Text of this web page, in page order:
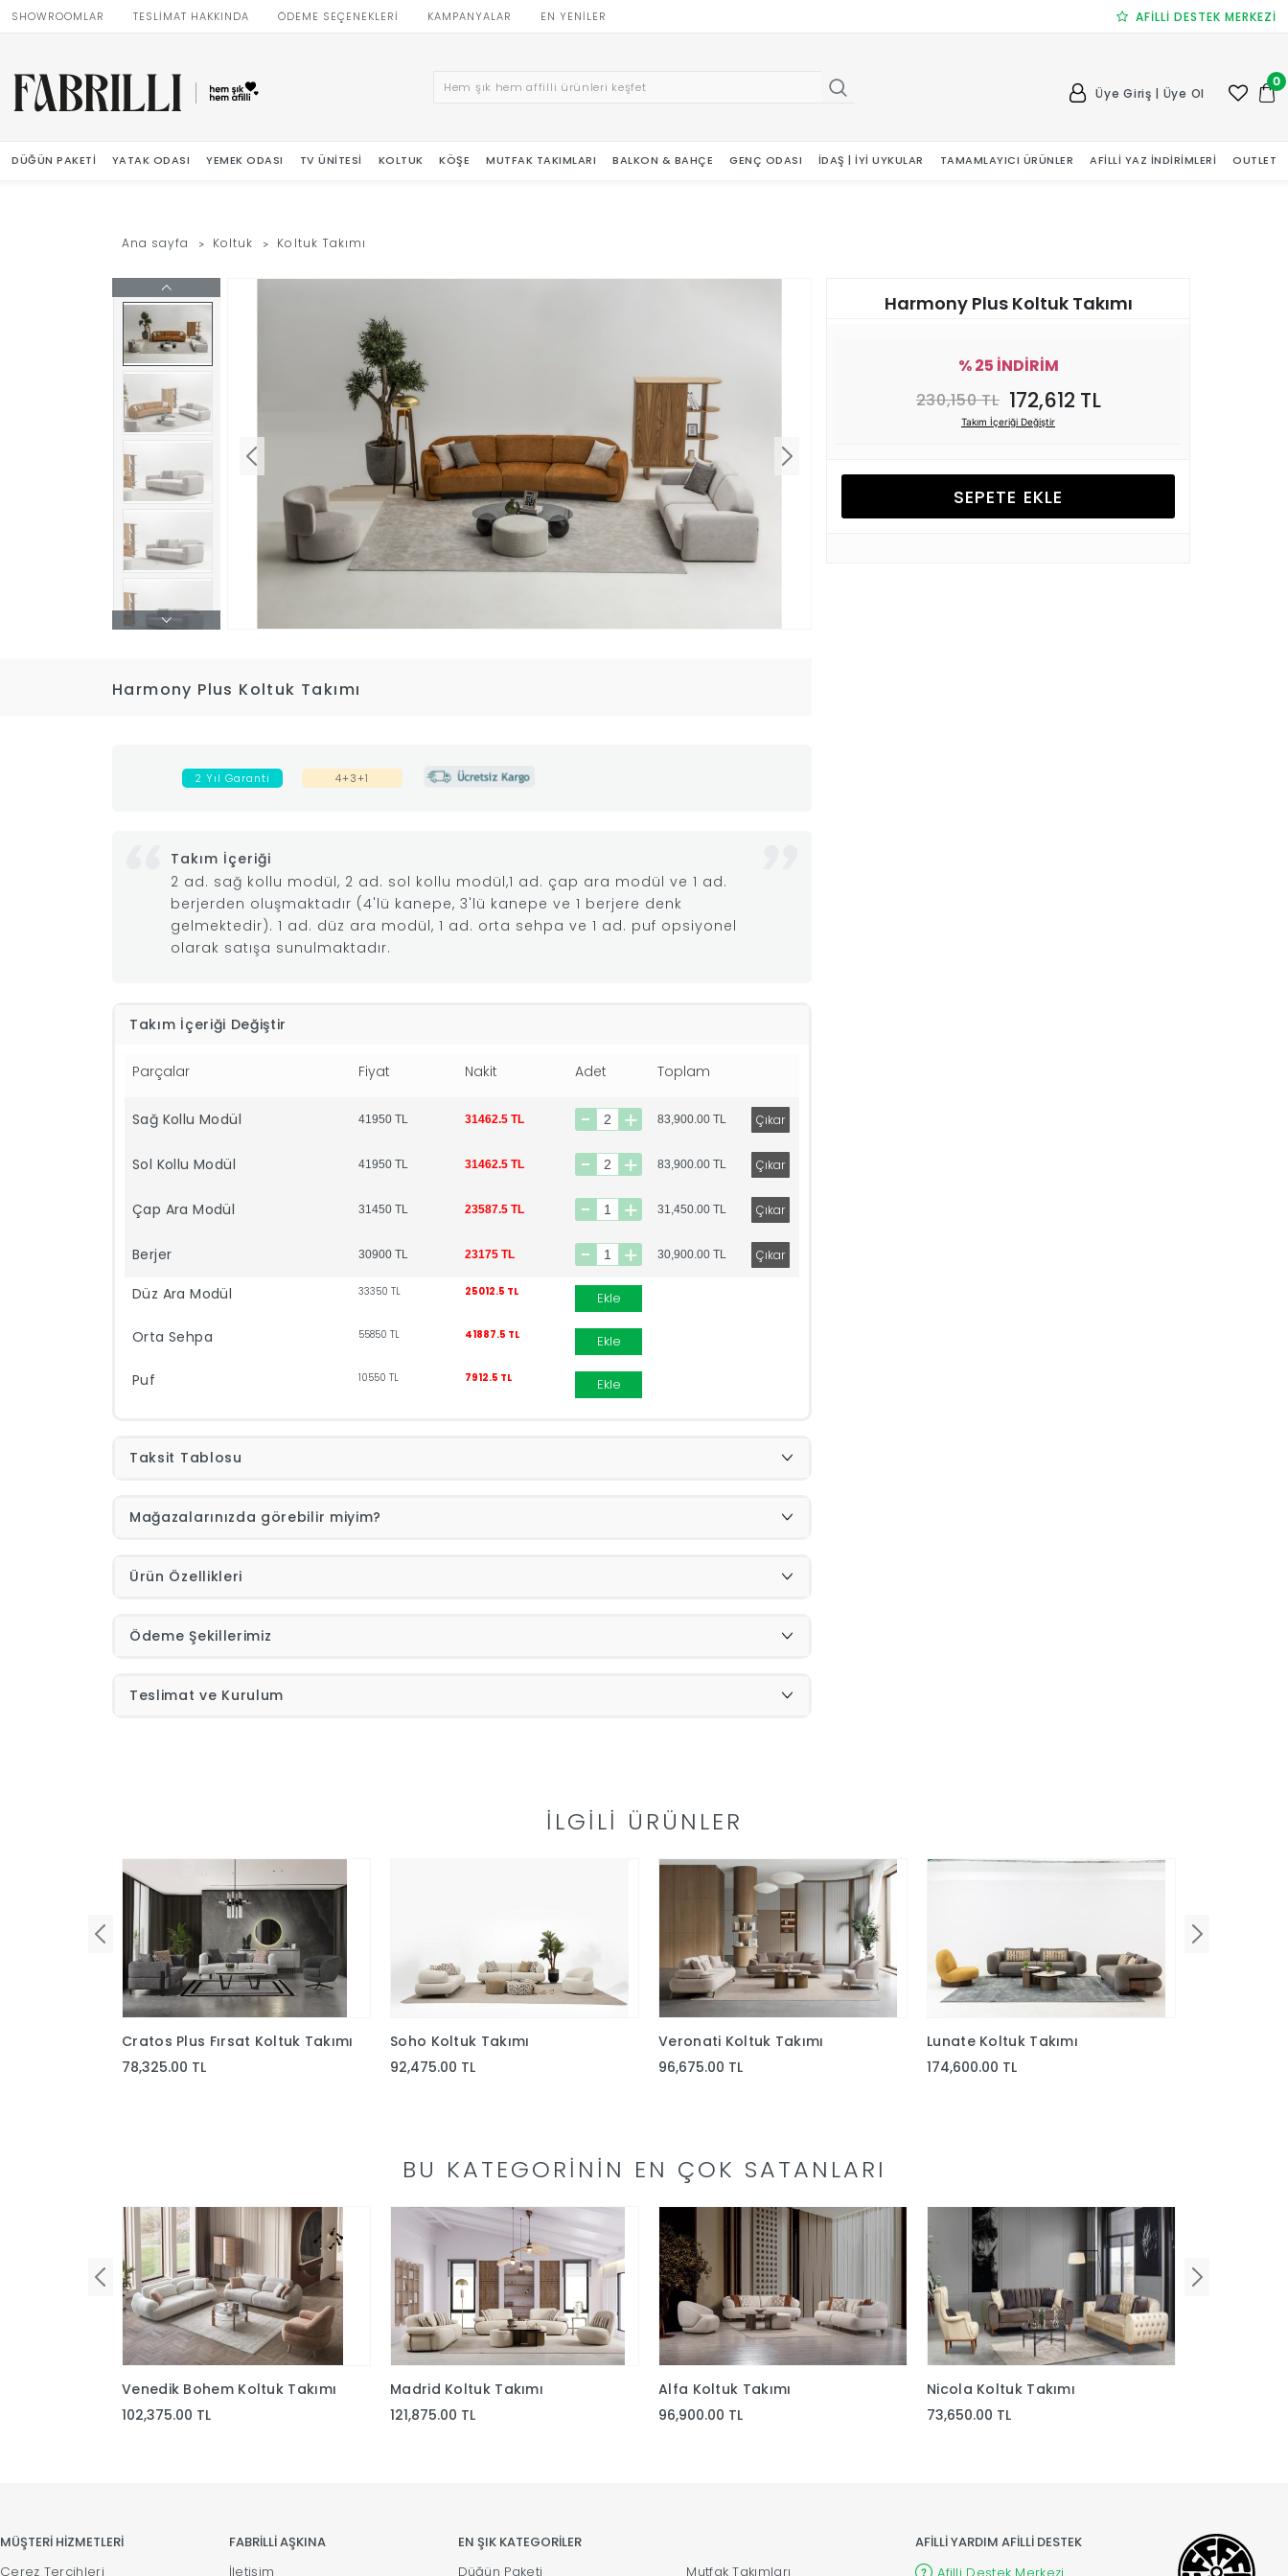
SHOWROOMLAR TESLİMAT HAKKINDA ÖDEME SEÇENEKLERİ KAMPANYALAR EN YENILER AFİLLİ DESTEK MERKEZİ
Üye Giriş | Üye Ol
0
DÜĞÜN PAKETI YATAK ODASI YEMEK ODASI TV ÜNITESI KOLTUK KÖŞE MUTFAK TAKIMLARI BALKON & BAHÇE GENÇ ODASI İDAŞ | İYI UYKULAR TAMAMLAYICI ÜRÜNLER AFILLI YAZ İNDIRIMLERI OUTLET
Ana sayfa Koltuk Koltuk Takımı
Harmony Plus Koltuk Takımı
2 Yıl Garanti 4+3+1
Takım İçeriği
2 ad. sağ kollu modül, 2 ad. sol kollu modül,1 ad. çap ara modül ve 1 ad.
berjerden oluşmaktadır (4'lü kanepe, 3'lü kanepe ve 1 berjere denk
gelmektedir). 1 ad. düz ara modül, 1 ad. orta sehpa ve 1 ad. puf opsiyonel
olarak satışa sunulmaktadır.
Takım İçeriği Değiştir
Parçalar Fiyat Nakit Adet Toplam
Sağ Kollu Modül 41950 TL 31462.5 TL 83,900.00 TL
Sol Kollu Modül 41950 TL 31462.5 TL 83,900.00 TL
Çap Ara Modül 31450 TL 23587.5 TL 31,450.00 TL
Berjer 30900 TL 23175 TL 30,900.00 TL
Düz Ara Modül 33350 TL 25012.5 TL Ekle
Orta Sehpa 55850 TL 41887.5 TL Ekle
Puf 10550 TL 7912.5 TL Ekle
Taksit Tablosu
Mağazalarınızda görebilir miyim?
Ürün Özellikleri
Ödeme Şekillerimiz
Teslimat ve Kurulum
Harmony Plus Koltuk Takımı
% 25 İNDİRİM
230,150 TL 172,612 TL
Takım İçeriği Değiştir
SEPETE EKLE
İLGILI ÜRÜNLER
Cratos Plus Fırsat Koltuk Takımı
78,325.00 TL
Soho Koltuk Takımı
92,475.00 TL
Veronati Koltuk Takımı
96,675.00 TL
Lunate Koltuk Takımı
174,600.00 TL
BU KATEGORININ EN ÇOK SATANLARI
Venedik Bohem Koltuk Takımı
102,375.00 TL
Madrid Koltuk Takımı
121,875.00 TL
Alfa Koltuk Takımı
96,900.00 TL
Nicola Koltuk Takımı
73,650.00 TL
MÜŞTERİ HİZMETLERİ
Çerez Tercihleri
FABRİLLİ AŞKINA
İletişim
EN ŞIK KATEGORİLER
Düğün Paketi
Mutfak Takımları
AFİLLİ YARDIM AFİLLİ DESTEK
Afilli Destek Merkezi